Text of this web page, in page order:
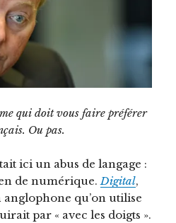
qui doit vous faire préférer
Ou pas.
ici un abus de langage :
de numérique.Digital,
anglophone qu’on utilise
par « avec les doigts ».